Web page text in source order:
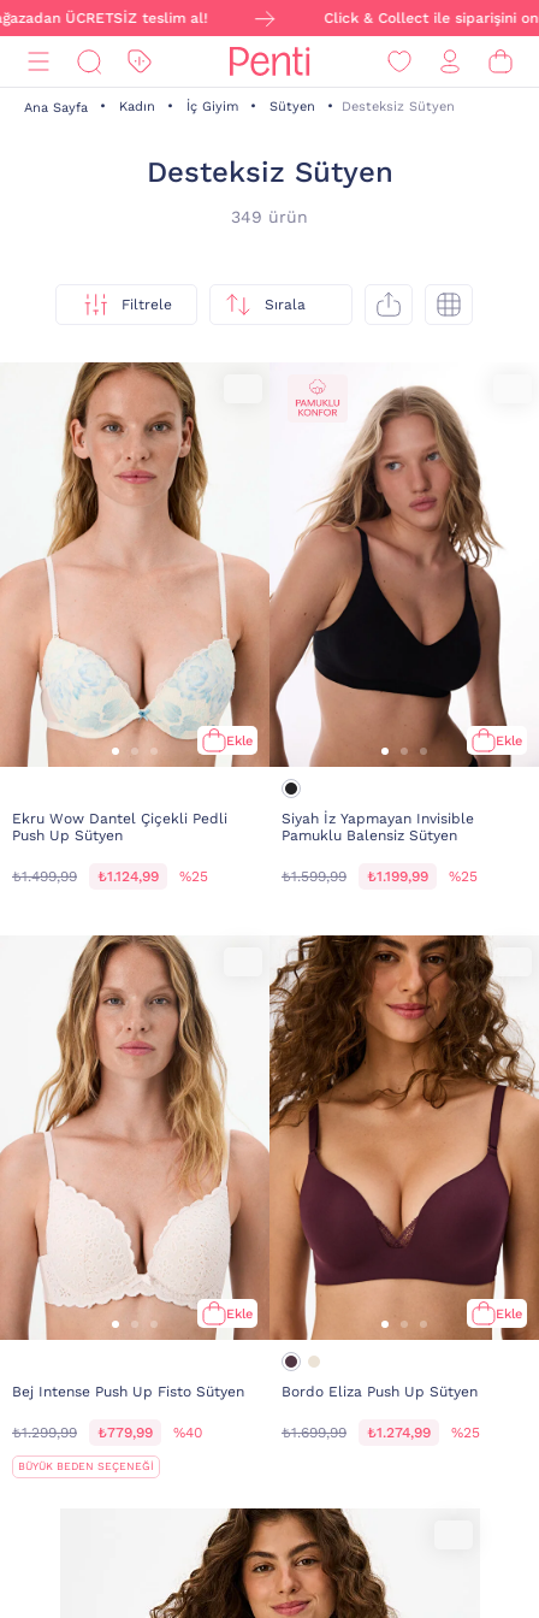
teslim al! Click & Collect ile siparişini online ver,
Ana Sayfa Kadın İç Giyim Sütyen Desteksiz Sütyen
Desteksiz Sütyen
349 ürün
Filtrele Sırala
Ekle
Ekru Wow Dantel Çiçekli Pedli
Push Up Sütyen
₺1.499,99 ₺1.124,99 %25
Ekle
Siyah İz Yapmayan Invisible
Pamuklu Balensiz Sütyen
₺1.599,99 ₺1.199,99 %25
Ekle
Bej Intense Push Up Fisto Sütyen
₺1.299,99 ₺779,99 %40
BÜYÜK BEDEN SEÇENEĞİ
Ekle
Bordo Eliza Push Up Sütyen
₺1.699,99 ₺1.274,99 %25